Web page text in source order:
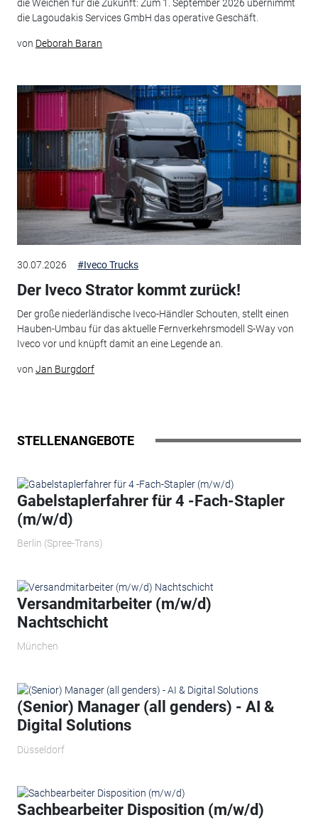
die Weichen für die Zukunft: Zum 1. September 2026 übernimmt
die Lagoudakis Services GmbH das operative Geschäft.
von Deborah Baran
30.07.2026 #Iveco Trucks
Der Iveco Strator kommt zurück!
Der große niederländische Iveco-Händler Schouten, stellt einen
Hauben-Umbau für das aktuelle Fernverkehrsmodell S-Way von
Iveco vor und knüpft damit an eine Legende an.
von Jan Burgdorf
STELLENANGEBOTE
Gabelstaplerfahrer für 4 -Fach-Stapler
(m/w/d)
Berlin (Spree-Trans)
Versandmitarbeiter (m/w/d)
Nachtschicht
München
(Senior) Manager (all genders) - AI &
Digital Solutions
Düsseldorf
Sachbearbeiter Disposition (m/w/d)